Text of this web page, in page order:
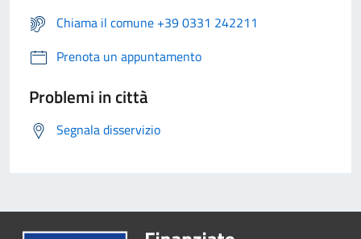
Chiama il comune +39 0331 242211
Prenota un appuntamento
Problemi in città
Segnala disservizio